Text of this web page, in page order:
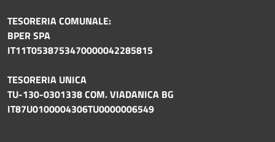
TESORERIA COMUNALE:
BPER SPA
IT11T0538753470000042285815
TESORERIA UNICA
TU-130-0301338 COM. VIADANICA BG
IT87U0100004306TU0000006549